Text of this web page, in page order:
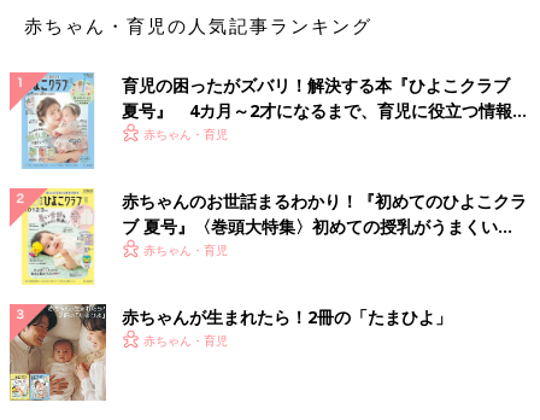
整えるビタミンのレシピをご紹介。ポテトとコ
トマトとかぼちゃのミルクスープ 作り
方・レシピ 離乳食完了期1歳 ～1歳6ヶ月
整えるビタミンのレシピをご紹介。トマトとか
ぼちゃのミルクスープ
1歳～1歳6ヶ月ごろから使える、野菜や果物な
どビタミン類を含む食材を使った、体の調子を
赤ちゃん・育児の人気記事ランキング
育児の困ったがズバリ！解決する本『ひよこクラブ
夏号』 4カ月～2才になるまで、育児に役立つ情報が
いっぱい！
赤ちゃん・育児
赤ちゃんのお世話まるわかり！『初めてのひよこクラ
ブ 夏号』〈巻頭大特集〉初めての授乳がうまくい
く！ おっぱい・ミルクの基本と夏のトラブル 解決テ
赤ちゃん・育児
赤ちゃんが生まれたら！2冊の「たまひよ」
赤ちゃん・育児